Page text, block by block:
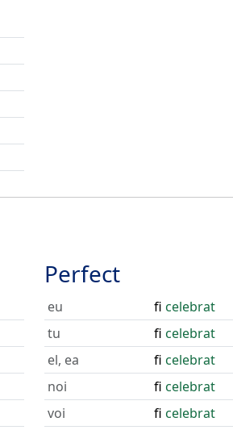
Perfect
eu fi celebrat
tu
fi celebrat
el, ea
fi celebrat
noi
fi celebrat
voi
fi celebrat